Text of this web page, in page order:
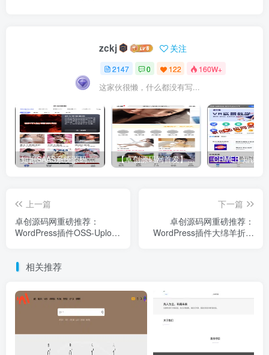
zckj 关注
2147 0 122 160W+
这家伙很懒，什么都没有写...
短剧SAAS系统源码｜多端分销+云存储+多租户架构 【卓创源码网首发】全开源视频打赏系统源码｜双模板+代理分站+易支付对接｜API全面修复｜站长盈利利器！​
上一篇
卓创源码网重磅推荐：
WordPress插件OSS-Upload
下一篇
卓创源码网重磅推荐：
WordPress插件大绵羊折叠
相关推荐